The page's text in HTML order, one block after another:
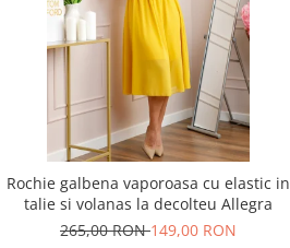
Rochie galbena vaporoasa cu elastic in
talie si volanas la decolteu Allegra
265,00 RON149,00 RON